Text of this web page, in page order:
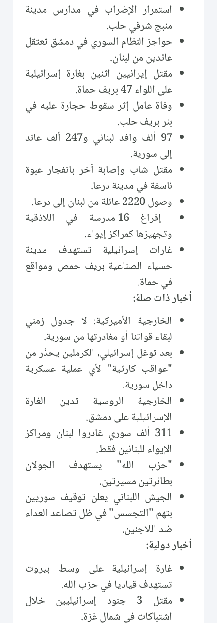
استمرار الإضراب في مدارس مدينة
منبج شرقي حلب.
حواجز النظام السوري في دمشق تعتقل
عائدين من لبنان.
مقتل إيرانيين اثنين بغارة إسرائيلية
على اللواء 47 بريف حماة.
وفاة عامل إثر سقوط حجارة عليه في
بئر بريف حلب.
97 ألف وافد لبناني و247 ألف عائد
إلى سورية.
مقتل شاب وإصابة آخر بانفجار عبوة
ناسفة في مدينة درعا.
وصول 2220 عائلة من لبنان إلى درعا.
إفراغ 16 مدرسة في اللاذقية
وتجهيزها كمراكز إيواء.
غارات إسرائيلية تستهدف مدينة
حسياء الصناعية بريف حمص ومواقع
في حماة.
أخبار ذات صلة:
الخارجية الأميركية: لا جدول زمني
لبقاء قواتنا أو مغادرتها من سورية.
بعد توغل إسرائيلي، الكرملين يحذّر من
"عواقب كارثية" لأي عملية عسكرية
داخل سورية.
الخارجية الروسية تدين الغارة
الإسرائيلية على دمشق.
311 ألف سوري غادروا لبنان ومراكز
الإيواء للبنانين فقط.
"حزب الله" يستهدف الجولان
بطائرتين مسيرتين.
الجيش اللبناني يعلن توقيف سوريين
بتهم "التجسس" في ظل تصاعد العداء
ضد اللاجئين.
أخبار دولية:
غارة إسرائيلية على وسط بيروت
تستهدف قياديا في حزب الله.
مقتل 3 جنود إسرائيليين خلال
اشتباكات في شمال غزة.